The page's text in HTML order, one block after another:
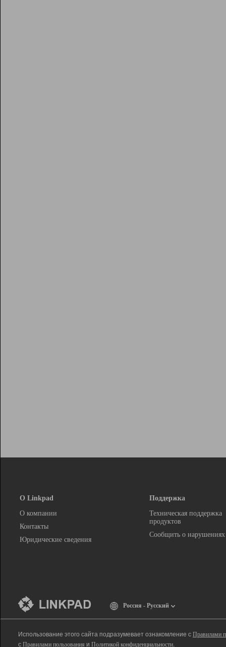
О Linkpad
О компании
Контакты
Юридические сведения
Поддержка
Техническая поддержка
продуктов
Сообщить о нарушениях
Россия - Русский
Использование этого сайта подразумевает ознакомление с Правилами
с Правилами пользования и Политикой конфиденциальности.